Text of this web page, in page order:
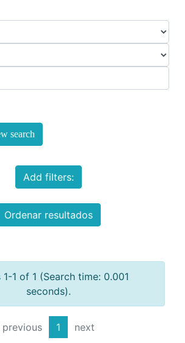
search
Add filters:
Ordenar resultados
1-1 of 1 (Search time: 0.001
seconds).
previous 1 next